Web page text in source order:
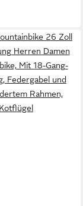
26 Zoll
Herren Damen
Mit 18-Gang-
Federgabel und
Rahmen,
Kotflügel